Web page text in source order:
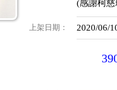
(感謝柯
上架日期 ： 2020/06/